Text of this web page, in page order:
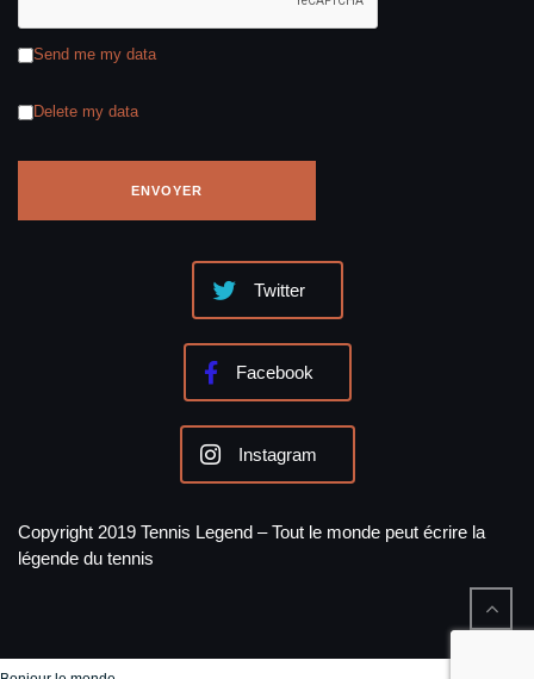
Send me my data
Delete my data
Twitter
Facebook
Instagram
Copyright 2019 Tennis Legend – Tout le monde peut écrire la
légende du tennis